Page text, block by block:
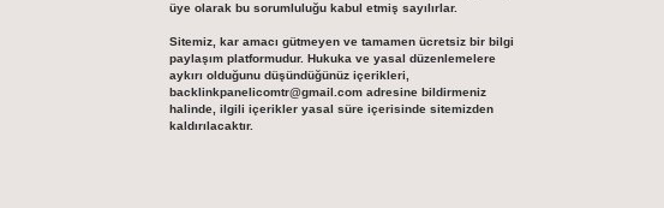
üye olarak bu sorumluluğu kabul etmiş sayılırlar.
Sitemiz, kar amacı gütmeyen ve tamamen ücretsiz bir bilgi
paylaşım platformudur. Hukuka ve yasal düzenlemelere
aykırı olduğunu düşündüğünüz içerikleri,
backlinkpanelicomtr@gmail.comadresine bildirmeniz
halinde, ilgili içerikler yasal süre içerisinde sitemizden
kaldırılacaktır.